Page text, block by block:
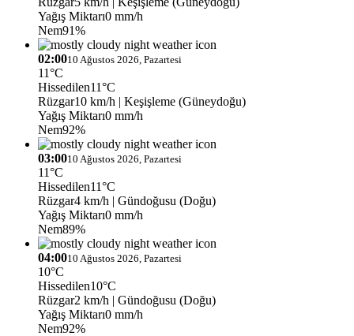
Yağış Miktarı0 mm/h
Nem91%
02:0010 Ağustos 2026, Pazartesi
11°C
Hissedilen11°C
Rüzgar10 km/h | Keşişleme (Güneydoğu)
Yağış Miktarı0 mm/h
Nem92%
03:0010 Ağustos 2026, Pazartesi
11°C
Hissedilen11°C
Rüzgar4 km/h | Gündoğusu (Doğu)
Yağış Miktarı0 mm/h
Nem89%
04:0010 Ağustos 2026, Pazartesi
10°C
Hissedilen10°C
Rüzgar2 km/h | Gündoğusu (Doğu)
Yağış Miktarı0 mm/h
Nem92%